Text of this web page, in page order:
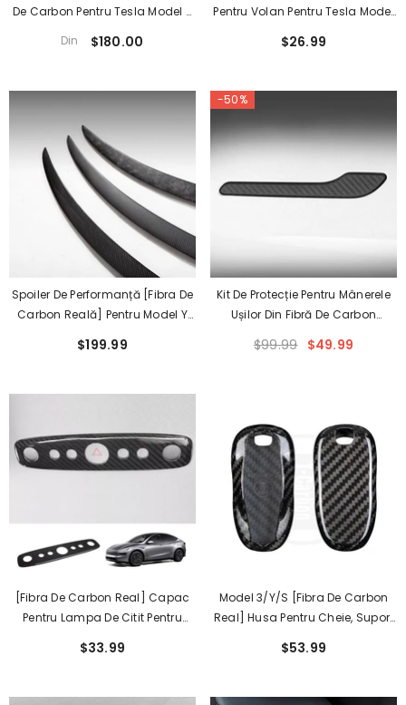
De Carbon Pentru Tesla Model 3
Autentic
Din $180.00
Pentru Volan Pentru Tesla Model
$26.99
Spoiler De Performanță [Fibra De
Carbon Reală] Pentru Model Y
$199.99
-50%
Kit De Protecție Pentru Mânerele
Ușilor Din Fibră De Carbon
(Set De 4) - Stil Și Protecție
$99.99 $49.99
[Fibra De Carbon Real] Capac
Pentru Lampa De Citit Pentru
$33.99
Model 3/Y/S [Fibra De Carbon
Real] Husa Pentru Cheie, Suport
2023)
$53.99